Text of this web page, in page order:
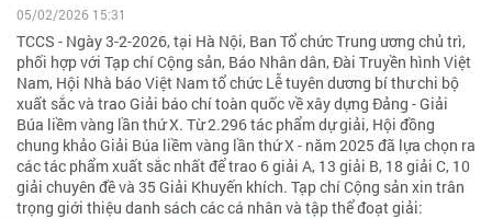
05/02/2026 15:31
TCCS - Ngày 3-2-2026, tại Hà Nội, Ban Tổ chức Trung ương chủ trì,
phối hợp với Tạp chí Cộng sản, Báo Nhân dân, Đài Truyền hình Việt
Nam, Hội Nhà báo Việt Nam tổ chức Lễ tuyên dương bí thư chi bộ
xuất sắc và trao Giải báo chí toàn quốc về xây dựng Đảng - Giải
Búa liềm vàng lần thứ X. Từ 2.296 tác phẩm dự giải, Hội đồng
chung khảo Giải Búa liềm vàng lần thứ X - năm 2025 đã lựa chọn ra
các tác phẩm xuất sắc nhất để trao 6 giải A, 13 giải B, 18 giải C, 10
giải chuyên đề và 35 Giải Khuyến khích. Tạp chí Cộng sản xin trân
trọng giới thiệu danh sách các cá nhân và tập thể đoạt giải: